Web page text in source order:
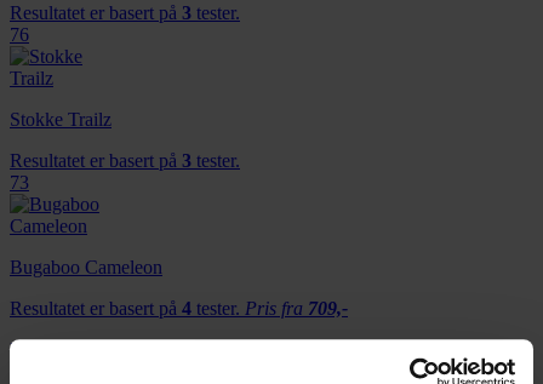
Resultatet er basert på 3 tester.
76
Stokke Trailz
Resultatet er basert på 3 tester.
73
Bugaboo Cameleon
Resultatet er basert på 4 tester. Pris fra 709,-
Pris fra